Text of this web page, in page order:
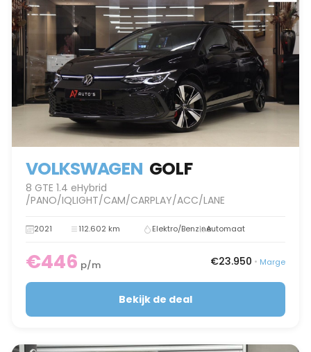
VOLKSWAGEN GOLF
8 GTE 1.4 eHybrid
/PANO/IQLIGHT/CAM/CARPLAY/ACC/LANE
2021 112.602 km Elektro/BenzineAutomaat
€446 p/m €23.950 • Marge
Bekijk de deal